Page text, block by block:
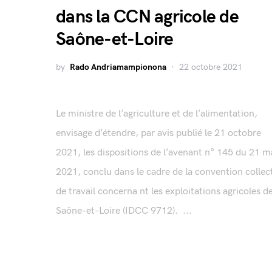
dans la CCN agricole de
Saône-et-Loire
by Rado Andriamampionona 22 octobre 2021
Le ministre de l’agriculture et de l’alimentation,
envisage d’étendre, par avis publié le 21 octobre
2021, les dispositions de l’avenant n° 145 du 21
2021, conclu dans le cadre de la convention
de travail concerna nt les exploitations agricoles
Saône-et-Loire (IDCC 9712). ...